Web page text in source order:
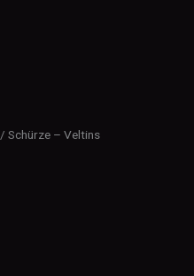
/ Schürze – Veltins